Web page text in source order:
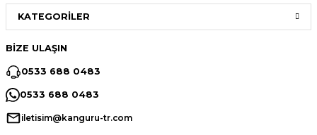
KATEGORİLER
BİZE ULAŞIN
0533 688 0483
0533 688 0483
iletisim@kanguru-tr.com